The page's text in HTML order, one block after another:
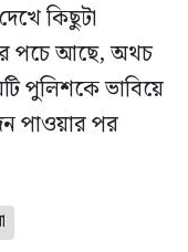
কিছুটা
পচে আছে, অথচ
পুলিশকে ভাবিয়ে
পাওয়ার পর